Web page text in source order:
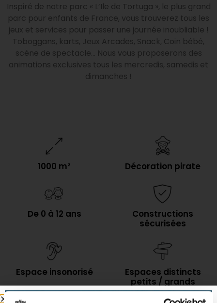
Inspiré de notre parc « L’Ile de Tortuga », le plus grand
parc pour enfants de France, vous trouverez tous les
jeux et services pour passer une journée inoubliable !
Toboggans, karts, Jeux Arcades, Snack, Coin bébé,
scène de spectacle… Nous vous proposerons des
animations exclusives tous les mercredis, samedis et
dimanches !
1000 m² Décoration pirate
De 0 à 12 ans
Constructions
sécurisées
Espace insonorisé
Espaces distincts
petits / grands